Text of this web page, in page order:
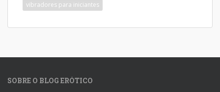
vibradores para iniciantes
SOBRE O BLOG ERÓTICO